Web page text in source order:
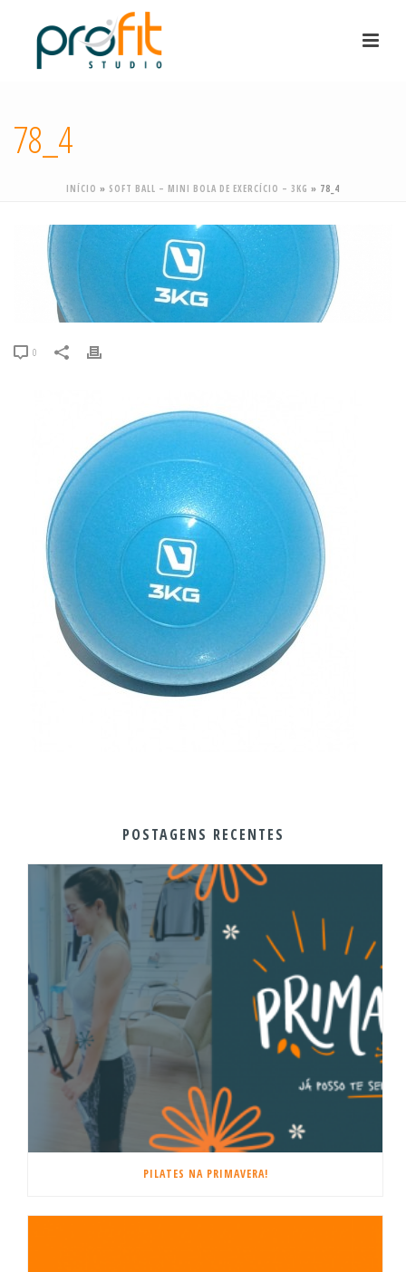
78_4
INÍCIO » SOFT BALL – MINI BOLA DE EXERCÍCIO – 3KG » 78_4
0
POSTAGENS RECENTES
PILATES NA PRIMAVERA!